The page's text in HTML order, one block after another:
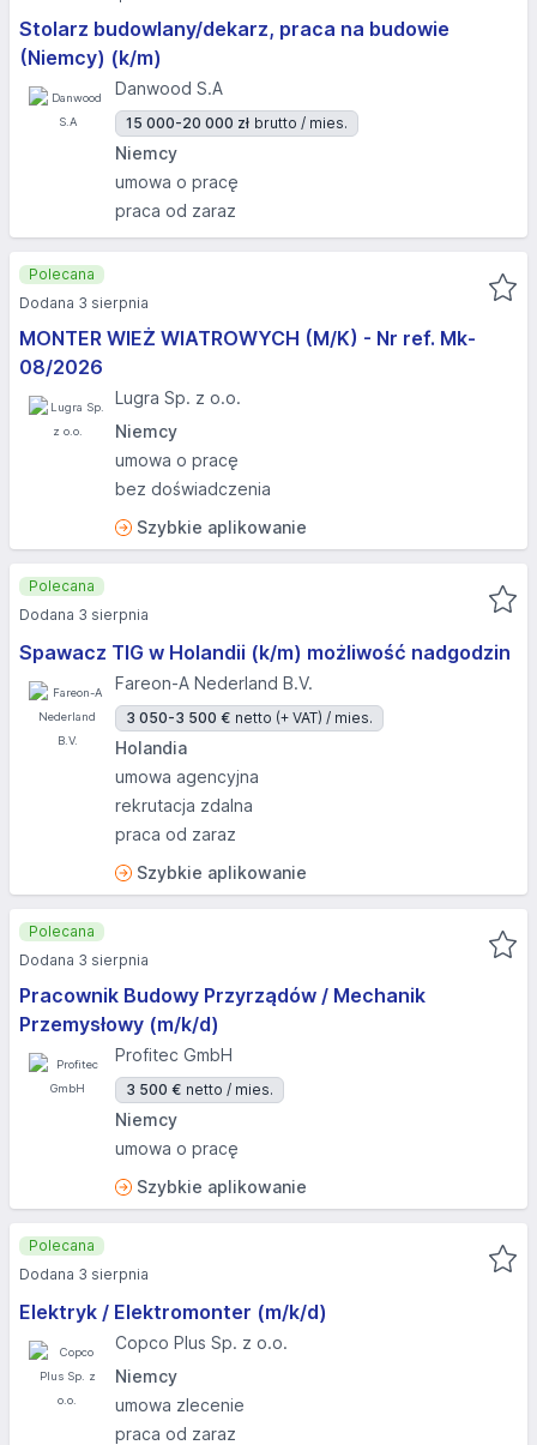
Stolarz budowlany/dekarz, praca na budowie
(Niemcy) (k/m)
Danwood S.A
15 000-20 000 zł brutto / mies.
Niemcy
umowa o pracę
praca od zaraz
MONTER WIEŻ WIATROWYCH (M/K) - Nr ref. Mk-
08/2026
Lugra Sp. z o.o.
Niemcy
umowa o pracę
bez doświadczenia
Szybkie aplikowanie
Polecana
Dodana 3 sierpnia
Spawacz TIG w Holandii (k/m) możliwość nadgodzin
Fareon-A Nederland B.V.
3 050-3 500 € netto (+ VAT) / mies.
Holandia
umowa agencyjna
rekrutacja zdalna
praca od zaraz
Szybkie aplikowanie
Polecana
Dodana 3 sierpnia
Pracownik Budowy Przyrządów / Mechanik
Przemysłowy (m/k/d)
Profitec GmbH
3 500 € netto / mies.
Niemcy
umowa o pracę
Szybkie aplikowanie
Polecana
Dodana 3 sierpnia
Elektryk / Elektromonter (m/k/d)
Copco Plus Sp. z o.o.
Niemcy
umowa zlecenie
praca od zaraz
Polecana
Dodana 3 sierpnia